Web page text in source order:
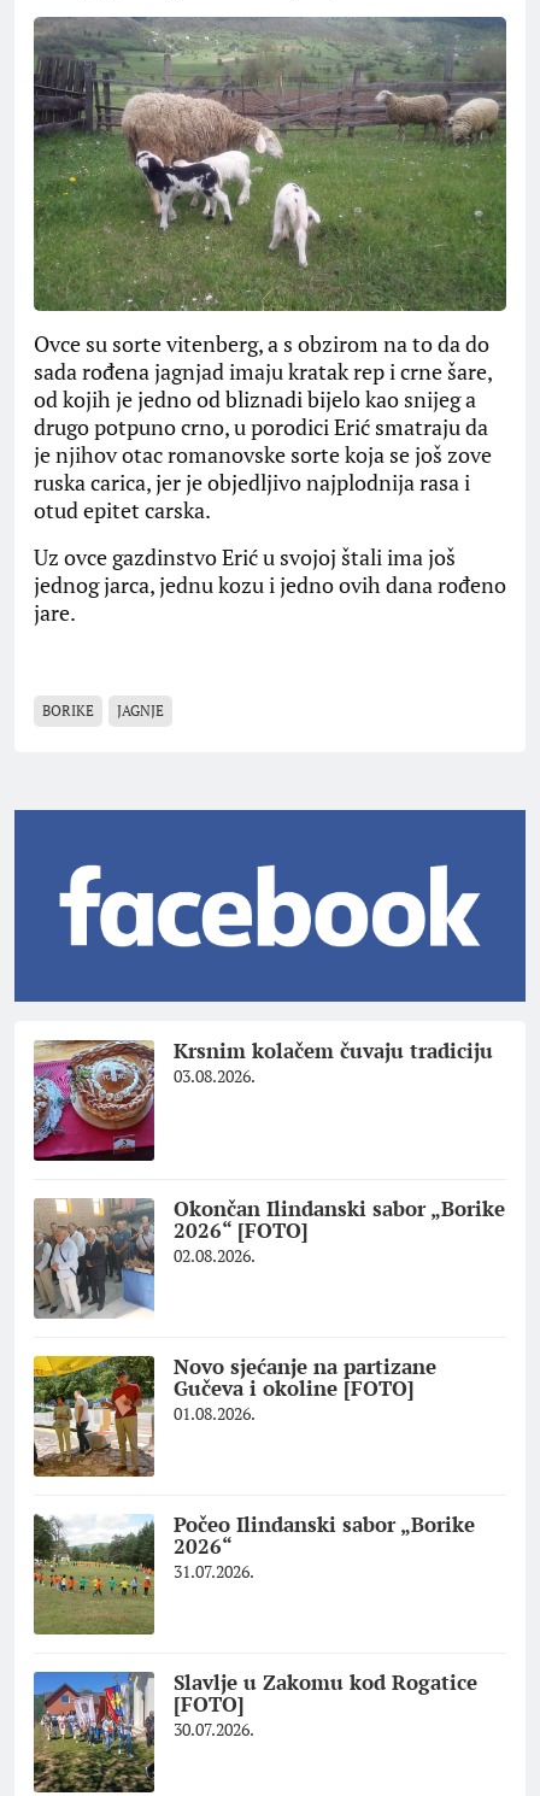
Ovce su sorte vitenberg, a s obzirom na to da do
sada rođena jagnjad imaju kratak rep i crne šare,
od kojih je jedno od bliznadi bijelo kao snijeg a
drugo potpuno crno, u porodici Erić smatraju da
je njihov otac romanovske sorte koja se još zove
ruska carica, jer je objedljivo najplodnija rasa i
otud epitet carska.
Uz ovce gazdinstvo Erić u svojoj štali ima još
jednog jarca, jednu kozu i jedno ovih dana rođeno
jare.
BORIKE JAGNJE
Krsnim kolačem čuvaju tradiciju
03.08.2026.
Okončan Ilindanski sabor „Borike
2026“ [FOTO]
02.08.2026.
Novo sjećanje na partizane
Gučeva i okoline [FOTO]
01.08.2026.
Počeo Ilindanski sabor „Borike
2026“
31.07.2026.
Slavlje u Zakomu kod Rogatice
[FOTO]
30.07.2026.